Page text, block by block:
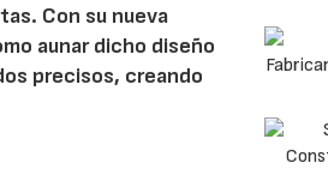
Con su nueva
aunar dicho diseño
precisos, creando